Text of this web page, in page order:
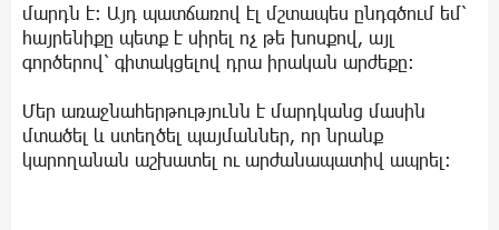
մարդն է։ Այդ պատճառով էլ մշտապես ընդգծում եմ՝
հայրենիքը պետք է սիրել ոչ թե խոսքով, այլ
գործերով՝ գիտակցելով դրա իրական արժեքը։
Մեր առաջնահերթությունն է մարդկանց մասին
մտածել և ստեղծել պայմաններ, որ նրանք
կարողանան աշխատել ու արժանապատիվ ապրել։